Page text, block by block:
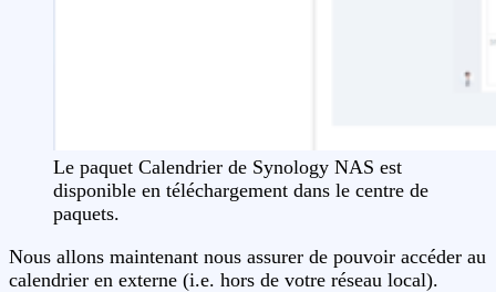
Le paquet Calendrier de Synology NAS est
disponible en téléchargement dans le centre de
paquets.
Nous allons maintenant nous assurer de pouvoir accéder au
calendrier en externe (i.e. hors de votre réseau local).